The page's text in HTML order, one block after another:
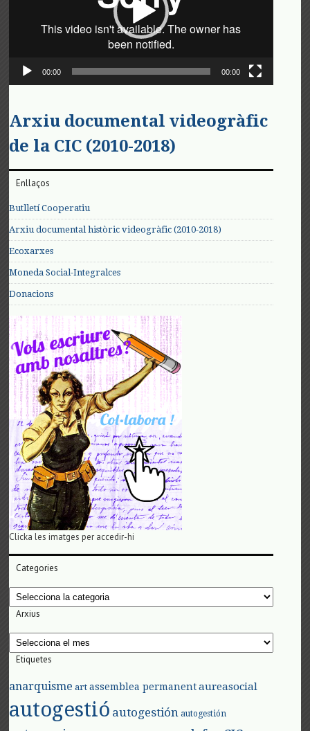
00:00 00:00
Arxiu documental videogràfic
de la CIC (2010-2018)
Enllaços
Butlletí Cooperatiu
Arxiu documental històric videogràfic (2010-2018)
Ecoxarxes
Moneda Social-Integralces
Donacions
Clicka les imatges per accedir-hi
Categories
Categories
Arxius
Arxius
Etiquetes
anarquisme art assemblea permanent aureasocial
autogestió autogestión autogestión